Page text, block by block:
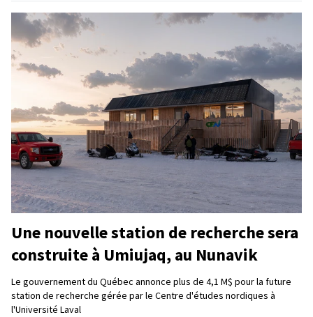
Une nouvelle station de recherche sera
construite à Umiujaq, au Nunavik
Le gouvernement du Québec annonce plus de 4,1 M$ pour la future
station de recherche gérée par le Centre d'études nordiques à
l'Université Laval